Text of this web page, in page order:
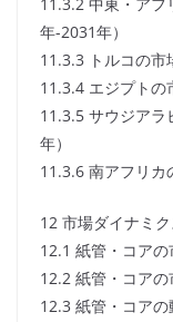
年-2031年）
11.3.3 トルコの市
11.3.4 エジプトの
11.3.5 サウジアラ
年）
11.3.6 南アフリカ
12 市場ダイナミク
12.1 紙管・コア
12.2 紙管・コア
12.3 紙管・コア